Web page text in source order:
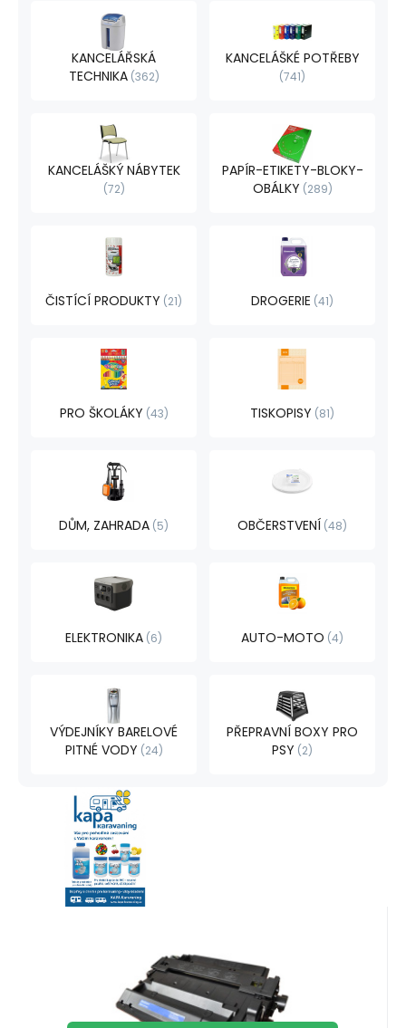
KANCELÁŘSKÁ
TECHNIKA 362
KANCELÁŠKÉ POTŘEBY
741
KANCELÁŠKÝ NÁBYTEK
72
PAPÍR-ETIKETY-BLOKY-
OBÁLKY 289
ČISTÍCÍ PRODUKTY 21 DROGERIE 41
PRO ŠKOLÁKY 43 TISKOPISY 81
DŮM, ZAHRADA 5 OBČERSTVENÍ 48
ELEKTRONIKA 6 AUTO-MOTO 4
VÝDEJNÍKY BARELOVÉ
PITNÉ VODY 24
PŘEPRAVNÍ BOXY PRO
PSY 2
Kompatibilní toner HP LaserJet
P3015, CE255X, black, CE 255X ,
CE 255 , HP 55X, HP55X
CTHPCE255XKaPa
Záruka2roky
459Kč
Skladem
Oblíbený
Porovnat
Kompatibilní laserový toner HP CE255X
Black 12.500str. Kompatibilní s tiskárnami: